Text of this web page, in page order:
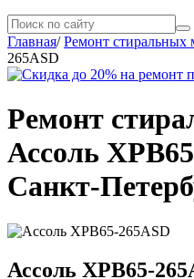
Главная/Ремонт стиральных
265ASD
Ремонт
Ассоль
Санкт-
Ассоль XPB65-